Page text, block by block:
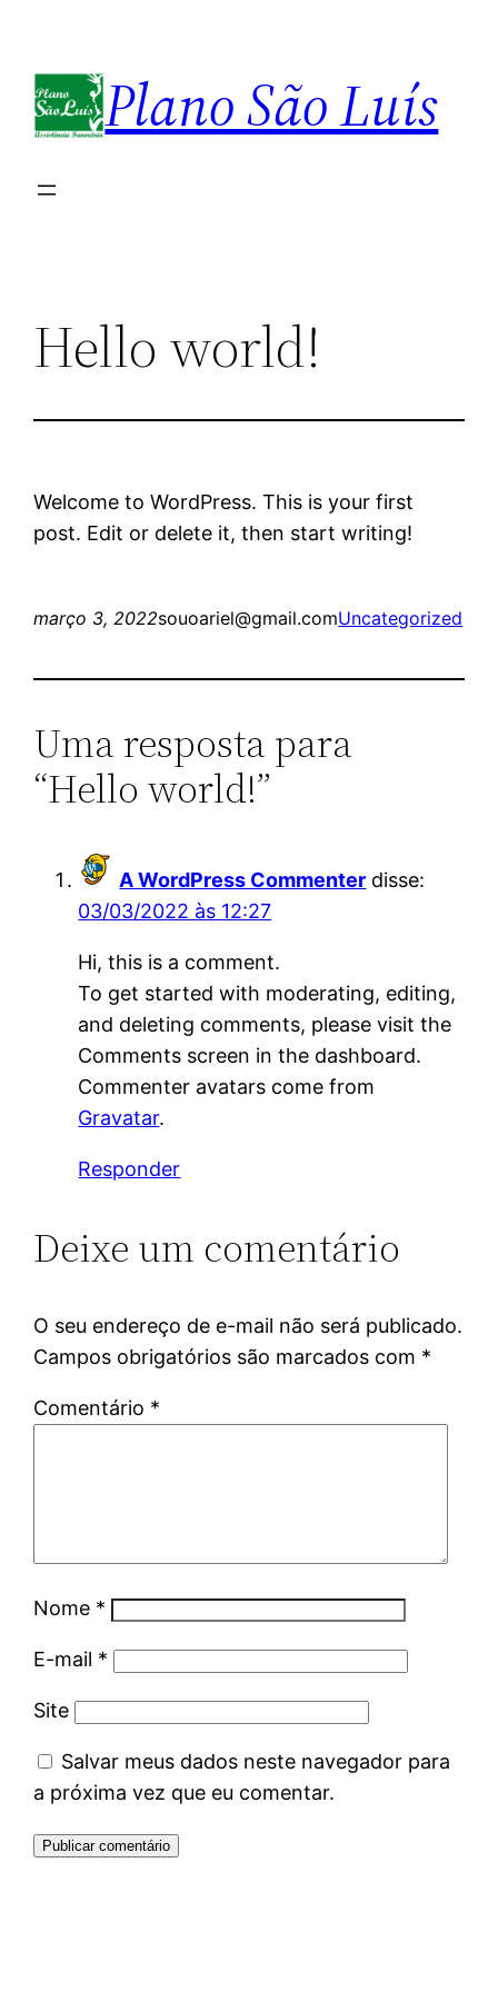
conteúdo Plano São Luís
Hello world!
Welcome to WordPress. This is your first
post. Edit or delete it, then start writing!
março 3, 2022souoariel@gmail.comUncategorized
Uma resposta para
“Hello world!”
A WordPress Commenter disse:
03/03/2022 às 12:27
Hi, this is a comment.
To get started with moderating, editing,
and deleting comments, please visit the
Comments screen in the dashboard.
Commenter avatars come from
Gravatar.
Responder
Deixe um comentário
O seu endereço de e-mail não será publicado.
Campos obrigatórios são marcados com *
Comentário *
Nome *
E-mail *
Site
Salvar meus dados neste navegador para
a próxima vez que eu comentar.